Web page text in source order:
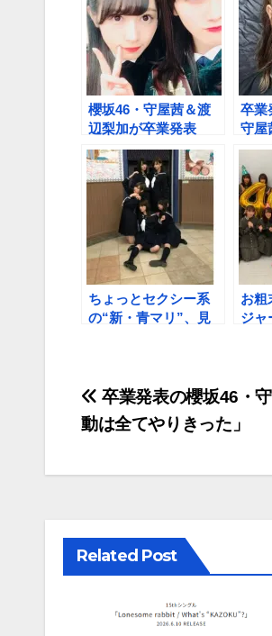
櫻坂46・守屋茜＆渡
辺梨加が卒業発表
3rdシングル「流れ
弾」の活動を最後に
卒業
守屋
は全
ちょっとセクシー系
の“新・青マリ”、見
お粗
ジャ
投
稿
ナ
ゲ
ー
卒業発表の櫻坂46・
動は全てやりきった」
Related Post